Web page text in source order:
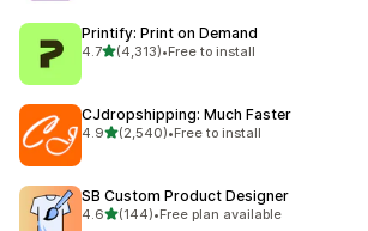
Printify: Print on Demand
4.75つ星中
(4,313)
合計レビュー数：4313件
•Free to install
CJdropshipping: Much Faster
4.95つ星中
(2,540)
合計レビュー数：2540件
•Free to install
SB Custom Product Designer
4.65つ星中
(144)
合計レビュー数：144件
•Free plan available